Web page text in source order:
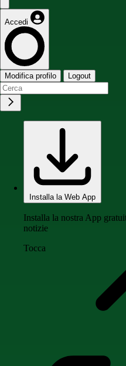
Accedi
Modifica profilo Logout
Installa la Web App
Installa la nostra App
notizie
Tocca